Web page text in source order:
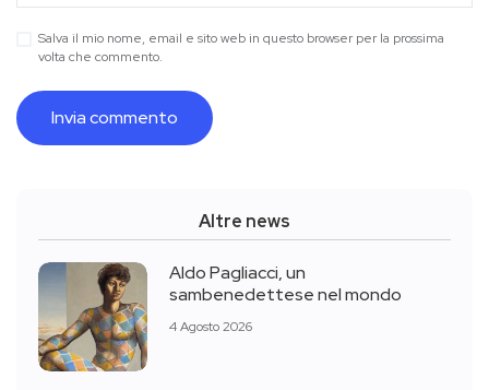
Salva il mio nome, email e sito web in questo browser per la prossima
volta che commento.
Altre news
Aldo Pagliacci, un
sambenedettese nel mondo
4 Agosto 2026